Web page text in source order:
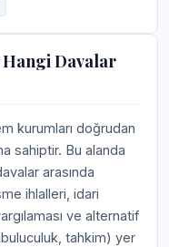
Hangi Davalar
kurumları doğrudan
sahiptir. Bu alanda
arasında
ihlalleri, idari
ve alternatif
tahkim) yer